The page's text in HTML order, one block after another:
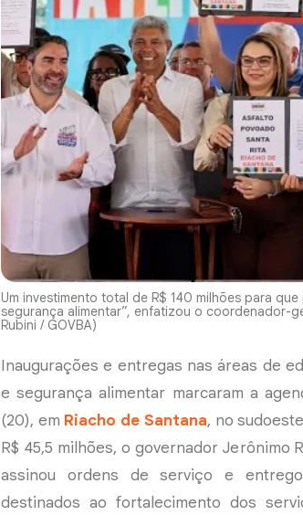
Um investimento total de R$ 140 milhões para
segurança alimentar”, enfatizou o coordenador-
Rubini / GOVBA)
Inaugurações e entregas nas áreas de
e segurança alimentar marcaram a
(20), em Riacho de Santana, no
R$ 45,5 milhões, o governador Jerônimo
assinou ordens de serviço e
destinados ao fortalecimento dos